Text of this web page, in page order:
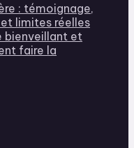
: témoignage,
limites réelles
bienveillant et
faire la